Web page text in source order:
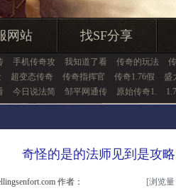
网站 找SF分享
手机传奇攻 我知道了看 传奇的玩法
超变态传奇 传奇指挥官 传奇1.76假
盛
今日说法简 邹平网通传 原始传奇1.
奇怪的是的法师见到是攻略
作者： [浏览